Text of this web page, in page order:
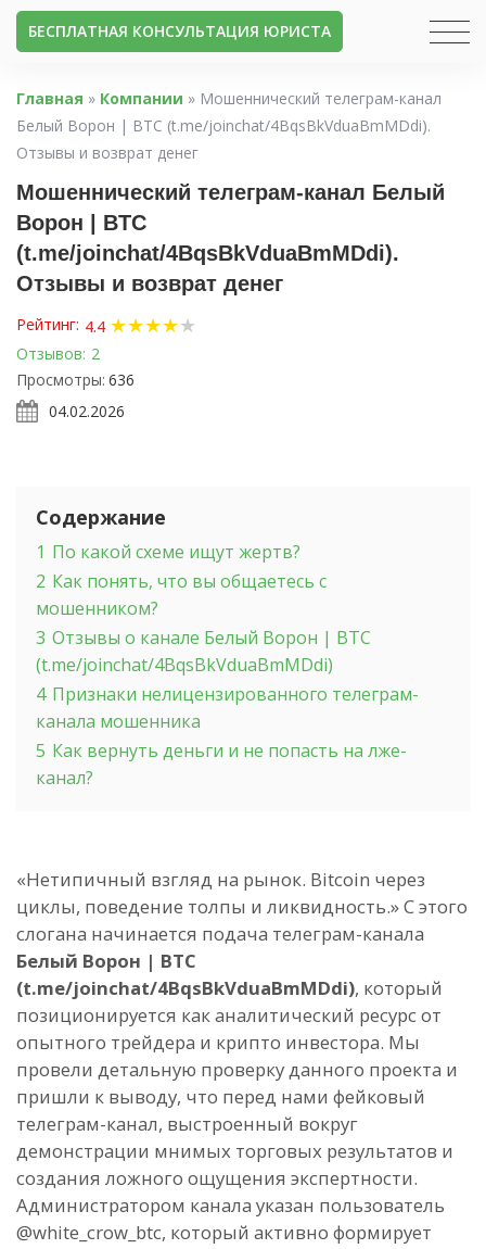
БЕСПЛАТНАЯ КОНСУЛЬТАЦИЯ ЮРИСТА
Главная » Компании » Мошеннический телеграм-канал
Белый Ворон | BTC (t.me/joinchat/4BqsBkVduaBmMDdi).
Отзывы и возврат денег
Мошеннический телеграм-канал Белый
Ворон | BTC
(t.me/joinchat/4BqsBkVduaBmMDdi).
Отзывы и возврат денег
Рейтинг: 4.4 ★★★★★
Отзывов: 2
Просмотры: 636
04.02.2026
Содержание
1 По какой схеме ищут жертв?
2 Как понять, что вы общаетесь с
мошенником?
3 Отзывы о канале Белый Ворон | BTC
(t.me/joinchat/4BqsBkVduaBmMDdi)
4 Признаки нелицензированного телеграм-
канала мошенника
5 Как вернуть деньги и не попасть на лже-
канал?
«Нетипичный взгляд на рынок. Bitcoin через
циклы, поведение толпы и ликвидность.» С этого
слогана начинается подача телеграм-канала
Белый Ворон | BTC
(t.me/joinchat/4BqsBkVduaBmMDdi), который
позиционируется как аналитический ресурс от
опытного трейдера и крипто инвестора. Мы
провели детальную проверку данного проекта и
пришли к выводу, что перед нами фейковый
телеграм-канал, выстроенный вокруг
демонстрации мнимых торговых результатов и
создания ложного ощущения экспертности.
Администратором канала указан пользователь
@white_crow_btc, который активно формирует